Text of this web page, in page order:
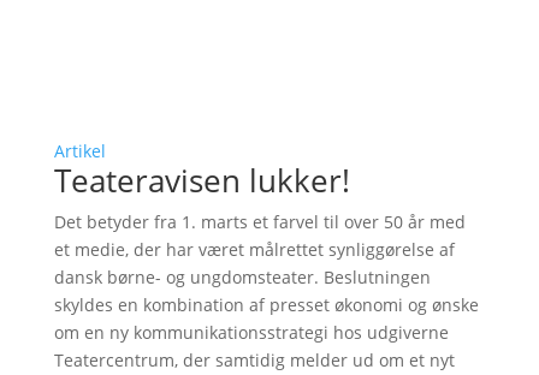
Artikel
Teateravisen lukker!
Det betyder fra 1. marts et farvel til over 50 år med
et medie, der har været målrettet synliggørelse af
dansk børne- og ungdomsteater. Beslutningen
skyldes en kombination af presset økonomi og ønske
om en ny kommunikationsstrategi hos udgiverne
Teatercentrum, der samtidig melder ud om et nyt